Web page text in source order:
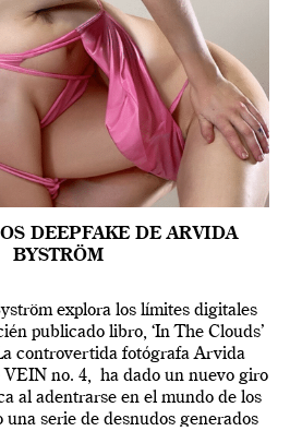
DEEPFAKE DE ARVIDA
BYSTRÖM
explora los límites digitales
publicado libro, ‘In The Clouds’
controvertida fotógrafa Arvida
no. 4, ha dado un nuevo giro
al adentrarse en el mundo de los
una serie de desnudos generados